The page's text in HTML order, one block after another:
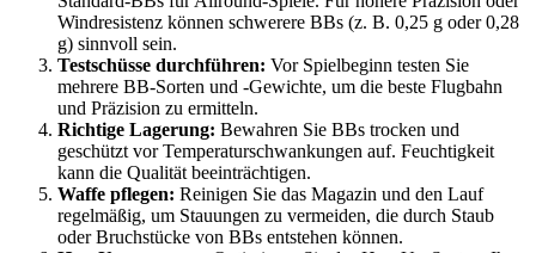
Windresistenz können schwerere BBs (z. B. 0,25 g oder 0,28
g) sinnvoll sein.
Testschüsse durchführen: Vor Spielbeginn testen Sie
mehrere BB-Sorten und -Gewichte, um die beste Flugbahn
und Präzision zu ermitteln.
Richtige Lagerung: Bewahren Sie BBs trocken und
geschützt vor Temperaturschwankungen auf. Feuchtigkeit
kann die Qualität beeinträchtigen.
Waffe pflegen: Reinigen Sie das Magazin und den Lauf
regelmäßig, um Stauungen zu vermeiden, die durch Staub
oder Bruchstücke von BBs entstehen können.